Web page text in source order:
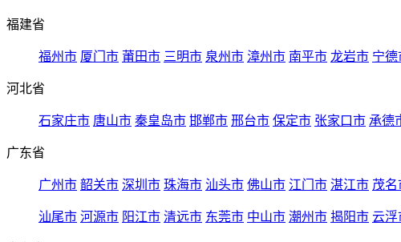
福建省
福州市 厦门市 莆田市 三明市 泉州市 漳州市 南平市 龙岩市 宁德
河北省
石家庄市 唐山市 秦皇岛市 邯郸市 邢台市 保定市 张家口市 承德
广东省
广州市 韶关市 深圳市 珠海市 汕头市 佛山市 江门市 湛江市 茂名
汕尾市 河源市 阳江市 清远市 东莞市 中山市 潮州市 揭阳市 云浮